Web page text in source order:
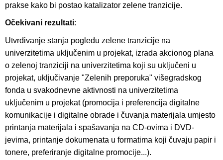
prakse kako bi postao katalizator zelene tranzicije.
Očekivani rezultati:
Utvrđivanje stanja pogledu zelene tranzicije na
univerzitetima uključenim u projekat, izrada akcionog plana
o zelenoj tranziciji na univerzitetima koji su uključeni u
projekat, uključivanje "Zelenih preporuka" višegradskog
fonda u svakodnevne aktivnosti na univerzitetima
uključenim u projekat (promocija i preferencija digitalne
komunikacije i digitalne obrade i čuvanja materijala umjesto
printanja materijala i spašavanja na CD-ovima i DVD-
jevima, printanje dokumenata u formatima koji čuvaju papir i
tonere, preferiranje digitalne promocije...).